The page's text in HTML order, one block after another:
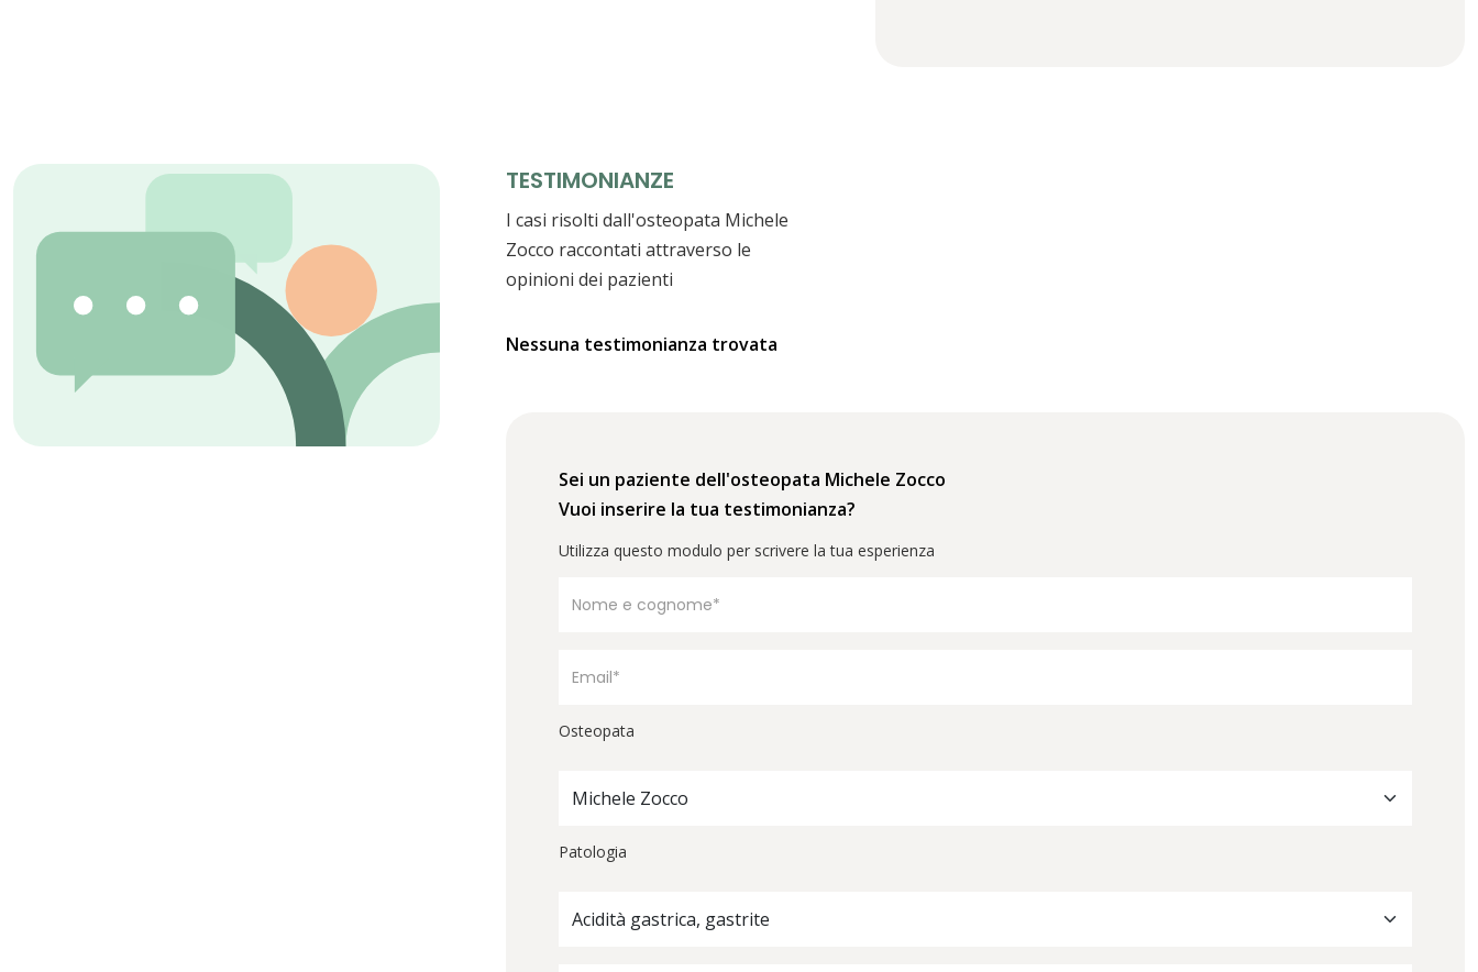
TESTIMONIANZE
I casi risolti dall'osteopata Michele
Zocco raccontati attraverso le
opinioni dei pazienti
Nessuna testimonianza trovata
Sei un paziente dell'osteopata Michele Zocco
Vuoi inserire la tua testimonianza?
Utilizza questo modulo per scrivere la tua esperienza
Osteopata
Michele Zocco
Patologia
Acidità gastrica, gastrite